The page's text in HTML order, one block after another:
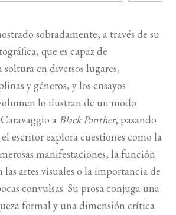
BUSCAR
LISTA DE LIBROS
sobradamente, a través de su
que es capaz de
soltura en diversos lugares,
y géneros, y los ensayos
lo ilustran de un modo
aBlack Panther, pasando
escritor explora cuestiones como la
manifestaciones, la función
artes visuales o la importancia de
convulsas. Su prosa conjuga una
formal y una dimensión crítica